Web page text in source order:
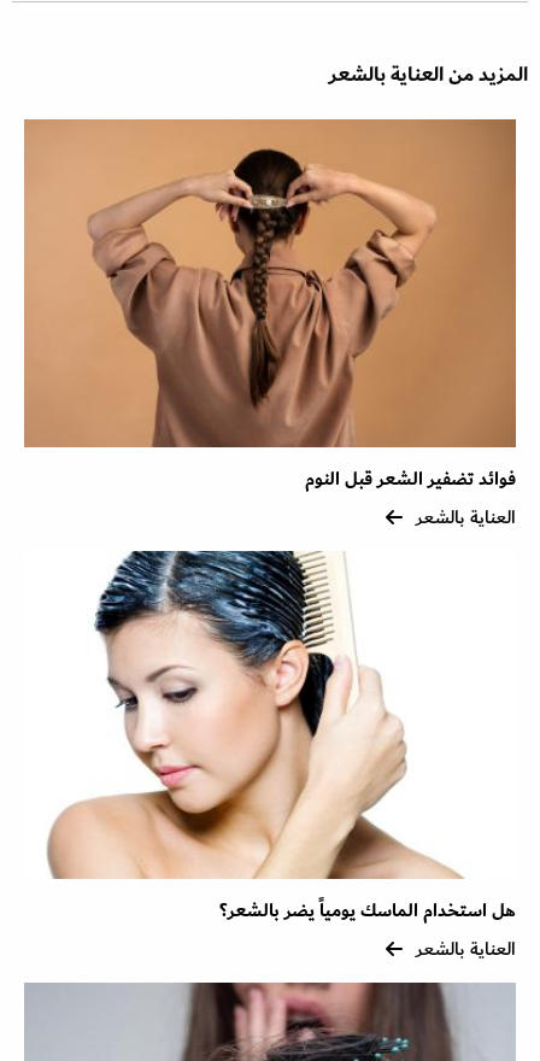
المزيد من العناية بالشعر
فوائد تضفير الشعر قبل النوم
العناية بالشعر
هل استخدام الماسك يومياً يضر بالشعر؟
العناية بالشعر